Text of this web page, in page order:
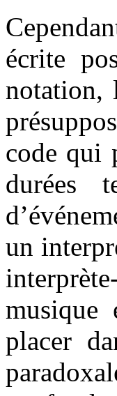
écrite
notation,
code qui
durées
un
musique
placer